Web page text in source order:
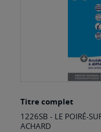
to
the
Titre complet
1226SB - LE POIRÉ-
ACHARD